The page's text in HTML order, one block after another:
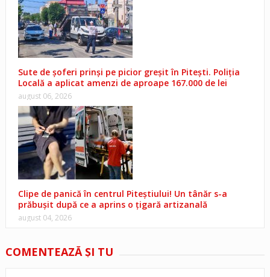
Sute de șoferi prinși pe picior greșit în Pitești. Poliția
Locală a aplicat amenzi de aproape 167.000 de lei
august 06, 2026
Clipe de panică în centrul Piteștiului! Un tânăr s-a
prăbușit după ce a aprins o țigară artizanală
august 04, 2026
COMENTEAZĂ ŞI TU